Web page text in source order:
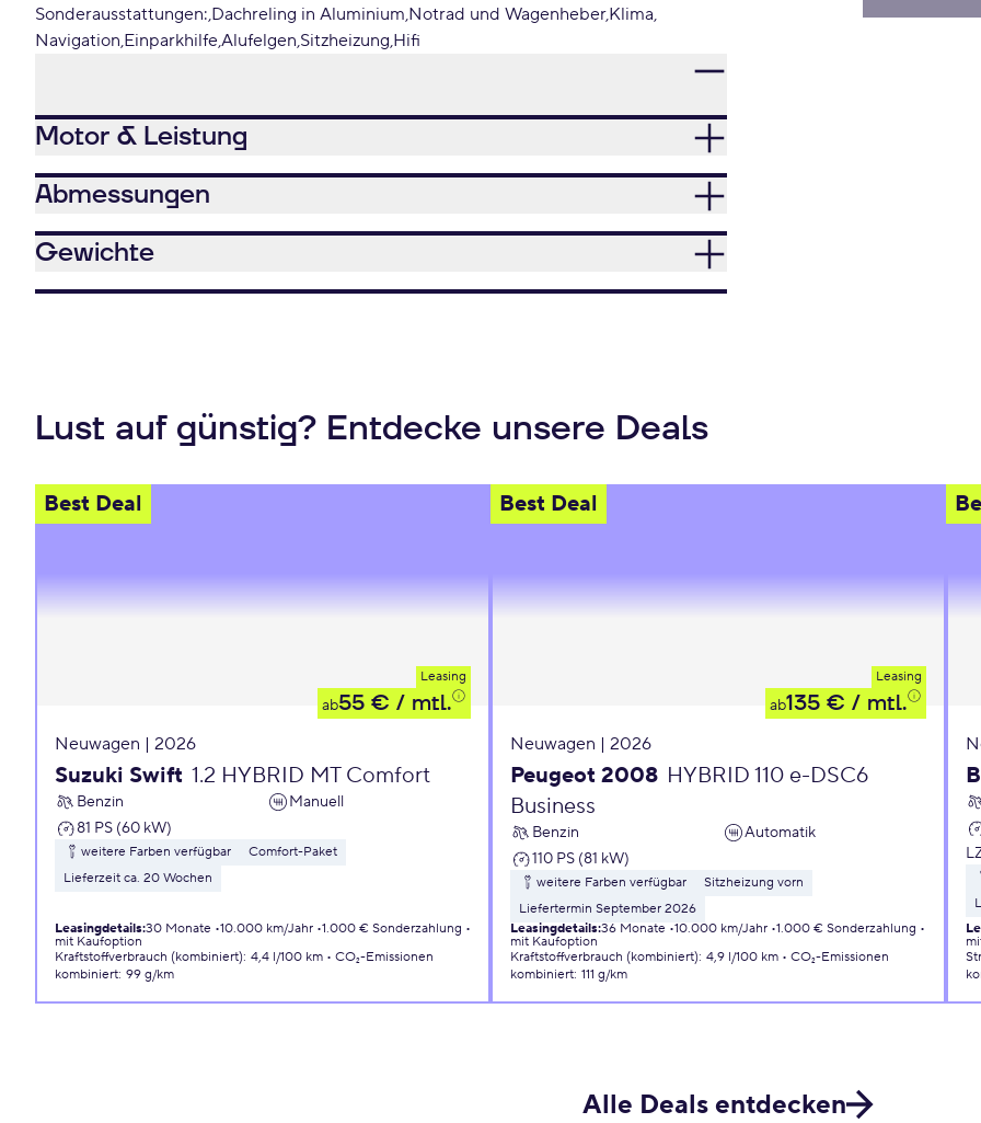
Sonderausstattungen: Dachreling in Aluminium Notrad und Wagenheber Klima
Navigation EinparkhilfeAlufelgen Sitzheizung Hifi
Motor & Leistung
Abmessungen
Gewichte
Lust auf günstig? Entdecke unsere Deals
Best Deal
Leasing
ab55 € / mtl.
Neuwagen | 2026
Suzuki Swift 1.2 HYBRID MT Comfort
Benzin
Manuell
81 PS (60 kW)
weitere Farben verfügbar
Comfort-Paket
Lieferzeit ca. 20 Wochen
Leasingdetails:30 Monate 10.000 km/Jahr 1.000 € Sonderzahlung
mit Kaufoption
Kraftstoffverbrauch (kombiniert): 4,4 l/100 km
CO₂-Emissionen
kombiniert: 99 g/km
Best Deal
Leasing
ab135 € / mtl.
Neuwagen | 2026
Peugeot 2008 HYBRID 110 e-DSC6
Business
Benzin
Automatik
110 PS (81 kW)
weitere Farben verfügbar
Sitzheizung vorn
Liefertermin September 2026
Leasingdetails:36 Monate 10.000 km/Jahr 1.000 € Sonderzahlung
mit Kaufoption
Kraftstoffverbrauch (kombiniert): 4,9 l/100 km
CO₂-Emissionen
kombiniert: 111 g/km
Alle Deals entdecken